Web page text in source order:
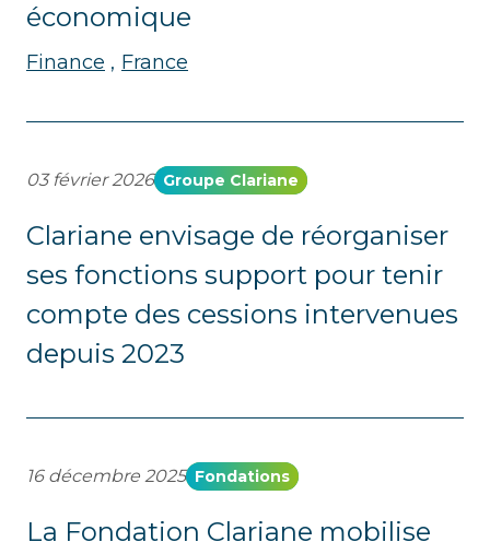
économique
Finance France
Clariane envisage de réorganiser
ses fonctions support pour tenir
compte des cessions intervenues
depuis 2023
03 février 2026 Groupe Clariane
La Fondation Clariane mobilise
16 décembre 2025 Fondations